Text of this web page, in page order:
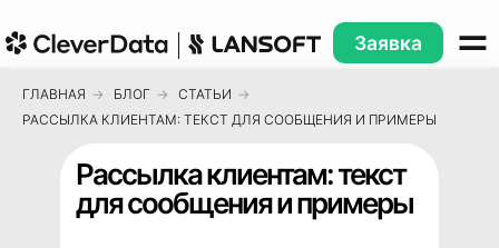
Заявка
ГЛАВНАЯ → БЛОГ → СТАТЬИ →
РАССЫЛКА КЛИЕНТАМ: ТЕКСТ ДЛЯ СООБЩЕНИЯ И ПРИМЕРЫ
Рассылка клиентам: текст
для сообщения и примеры